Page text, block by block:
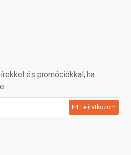
és promóciókkal, ha
Felíratkozom